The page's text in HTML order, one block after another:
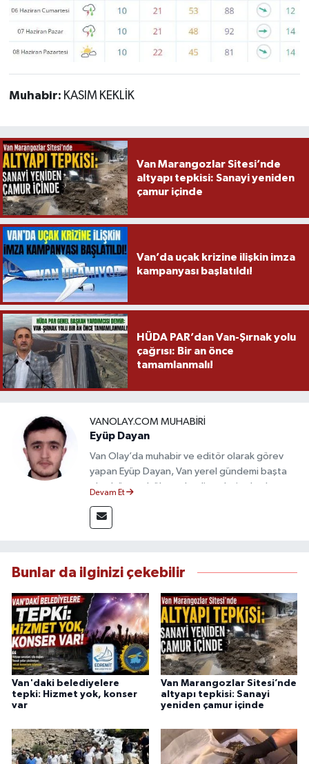
Muhabir: KASIM KEKLİK
Van Marangozlar Sitesi’nde
altyapı tepkisi: Sanayi yeniden
çamur içinde
Van’da uçak krizine ilişkin imza
kampanyası başlatıldı!
HÜDA PAR’dan Van-Şırnak yolu
çağrısı: Bir an önce
tamamlanmalı!
VANOLAY.COM MUHABIRI
Eyüp Dayan
Van Olay’da muhabir ve editör olarak görev
yapan Eyüp Dayan, Van yerel gündemi başta
olmak üzere bölgesel gelişmeleri sahadan
deneyimiyle doğruluk, tarafsızlık ve etik ilkeleri
esas alan Dayan, güvenilir kaynaklara dayalı
Devam Et
Bunlar da ilginizi çekebilir
Van'daki belediyelere
tepki: Hizmet yok, konser
var
Van Marangozlar Sitesi’nde
altyapı tepkisi: Sanayi
yeniden çamur içinde